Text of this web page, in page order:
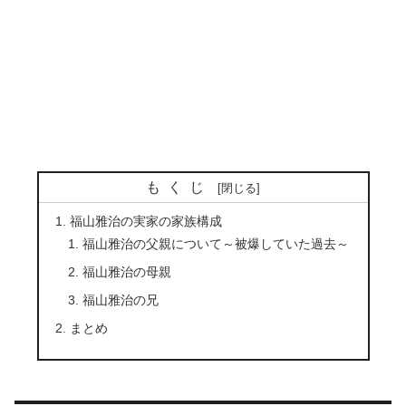
もくじ
福山雅治の実家の家族構成
福山雅治の父親について～被爆していた過去～
福山雅治の母親
福山雅治の兄
まとめ